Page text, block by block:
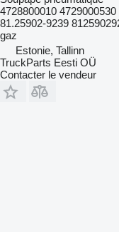
4728800010
81.25902-9239
gaz
Estonie, Tallinn
TruckParts Eesti OÜ
Contacter le vendeur